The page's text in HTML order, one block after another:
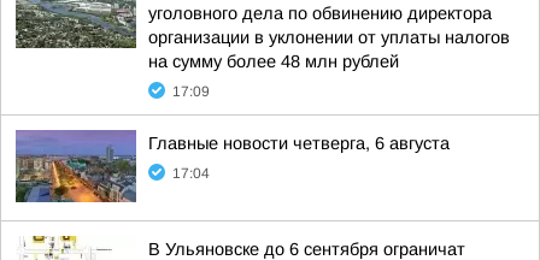
уголовного дела по обвинению директора
организации в уклонении от уплаты налогов
на сумму более 48 млн рублей
17:09
Главные новости четверга, 6 августа
17:04
В Ульяновске до 6 сентября ограничат